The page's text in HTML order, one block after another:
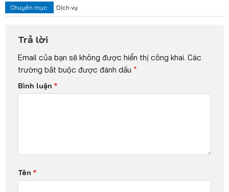
Chuyên mục: Dịch vụ
Trả lời
Email của bạn sẽ không được hiển thị công khai. Các
trường bắt buộc được đánh dấu *
Bình luận *
Tên *